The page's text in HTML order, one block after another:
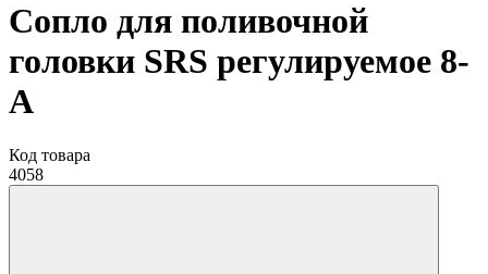
Сопло для поливочной
головки SRS регулируемое 8-
А
Код товара
4058